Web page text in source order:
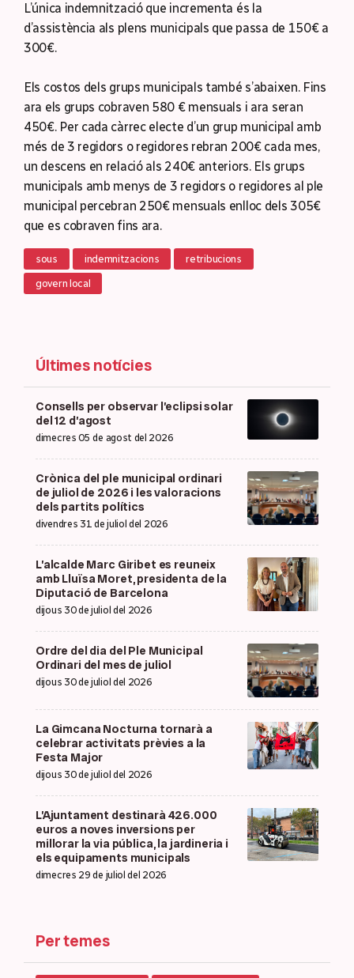
L’única indemnització que incrementa és la
d’assistència als plens municipals que passa de 150€ a
300€.
Els costos dels grups municipals també s’abaixen. Fins
ara els grups cobraven 580 € mensuals i ara seran
450€. Per cada càrrec electe d’un grup municipal amb
més de 3 regidors o regidores rebran 200€ cada mes,
un descens en relació als 240€ anteriors. Els grups
municipals amb menys de 3 regidors o regidores al ple
municipal percebran 250€ mensuals enlloc dels 305€
que es cobraven fins ara.
sous indemnitzacions retribucions
govern local
Últimes notícies
Consells per observar l’eclipsi solar
del 12 d’agost
dimecres 05 de agost del 2026
Crònica del ple municipal ordinari
de juliol de 2026 i les valoracions
dels partits polítics
divendres 31 de juliol del 2026
L’alcalde Marc Giribet es reuneix
amb Lluïsa Moret, presidenta de la
Diputació de Barcelona
dijous 30 de juliol del 2026
Ordre del dia del Ple Municipal
Ordinari del mes de juliol
dijous 30 de juliol del 2026
La Gimcana Nocturna tornarà a
celebrar activitats prèvies a la
Festa Major
dijous 30 de juliol del 2026
L’Ajuntament destinarà 426.000
euros a noves inversions per
millorar la via pública, la jardineria i
els equipaments municipals
dimecres 29 de juliol del 2026
Per temes